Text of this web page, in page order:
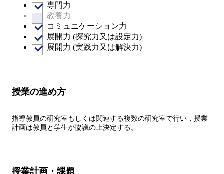
専門力
教養力
コミュニケーション力
展開力 (探究力又は設定力)
展開力 (実践力又は解決力)
授業の進め方
指導教員の研究室もしくは関連する複数の研究室で行い，授業
計画は教員と学生が協議の上決定する。
授業計画・課題